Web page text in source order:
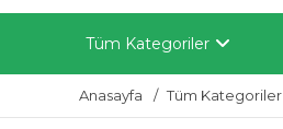
Tüm Kategoriler
Anasayfa Tüm Kategoriler